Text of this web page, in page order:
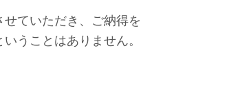
ていただき、ご納得を
うことはありません。